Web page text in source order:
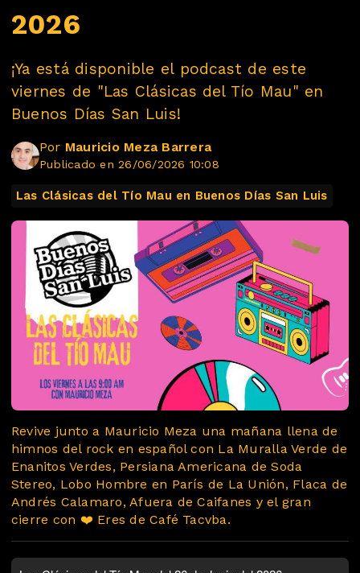
2026
¡Ya está disponible el podcast de este
viernes de "Las Clásicas del Tío Mau" en
Buenos Días San Luis!
Por Mauricio Meza Barrera
Publicado en 26/06/2026 10:08
Las Clásicas del Tío Mau en Buenos Días San Luis
Revive junto a Mauricio Meza una mañana llena de
himnos del rock en español con La Muralla Verde de
Enanitos Verdes, Persiana Americana de Soda
Stereo, Lobo Hombre en París de La Unión, Flaca de
Andrés Calamaro, Afuera de Caifanes y el gran
cierre con ❤️ Eres de Café Tacvba.